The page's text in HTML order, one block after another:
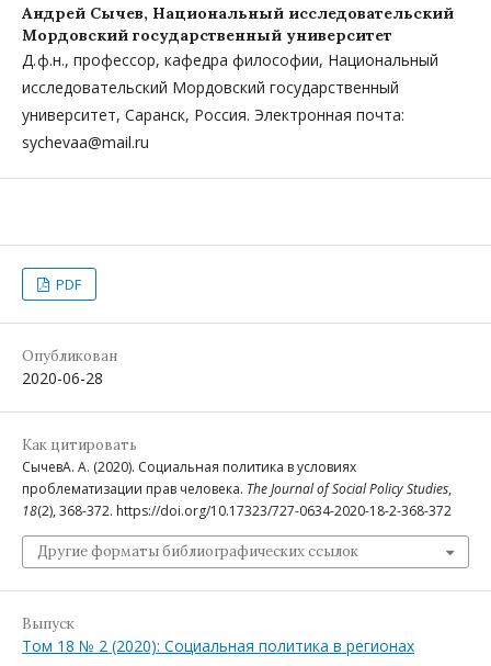
Андрей Сычев, Национальный исследовательский
Мордовский государственный университет
Д. ф.н., профессор, кафедра философии, Национальный
исследовательский Мордовский государственный
университет, Саранск, Россия. Электронная почта:
sychevaa@mail.ru
PDF
Опубликован
2020-06-28
Как цитировать
СычевА. А. (2020). Cоциальная политика в условиях
проблематизации прав человека. The Journal of Social Policy Studies,
18(2), 368-372. https://doi.org/10.17323/727-0634-2020-18-2-368-372
Другие форматы библиографических ссылок
Выпуск
Том 18 № 2 (2020): Социальная политика в регионах